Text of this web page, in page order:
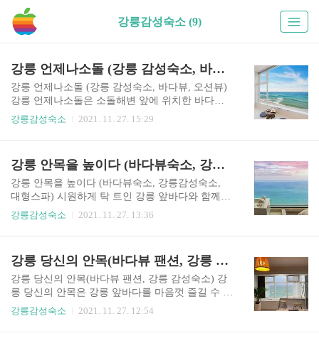
강릉감성숙소 (9)
강릉 언제나소돌 (강릉 감성숙소, 바다뷰, 오션뷰)
강릉 언제나소돌 (강릉 감성숙소, 바다뷰, 오션뷰)
강릉 언제나소돌은 소돌해변 앞에 위치한 바다뷰
감성숙소 입니다. 크지는 않지만 깔끔하고 세련된
있습니다. 시원한 오션뷰가 펼쳐지는 강릉 언제나
소돌 펜션에 자세한 정보를 아래에서 확인해보세
요. 강릉 언제나소돌 기본정보 체크인 3시, 체크아
웃 11시 가격 9만원 ~ 40만원 주차 주차가능 주소
강원도 강릉시 주문진읍 해안로 2011 바베큐 자이
한해서 20%할인 혜택을 제공한다고 하니 커피 한
잔하시는 것도 좋을 것 같습..
강릉감성숙소 2021. 11. 27. 15:29
강릉 안목을 높이다 (바다뷰숙소, 강릉감성숙소, 대형스파)
강릉 안목을 높이다 (바다뷰숙소, 강릉감성숙소,
대형스파) 시원하게 탁 트인 강릉 앞바다와 함께,
멋진 일몰을 감상하실 수 있는 숙소를 찾으신다면,
춰져 있는 강릉 안목을 높이다 숙소는 아주 깔끔하
고 고급스러운 객실을 자랑합니다. 강릉 안목을 높
이다 숙소의 자세한 정보를 아래에서 확인해보세
요. 강릉 안목을 높이다 기본정보 체크인 3시, 체크
아웃 11시 가격 9만원 ~ 39만원 주차 주차가능 주
강릉감성숙소 2021. 11. 27. 13:36
강릉 당신의 안목(바다뷰 팬션, 강릉 감성숙소)
강릉 당신의 안목(바다뷰 팬션, 강릉 감성숙소) 강
릉 당신의 안목은 강릉 앞바다를 마음껏 즐길 수 있
는 오션뷰로 구성되어 있는 감성숙소 입니다. 전객
강릉감성숙소 2021. 11. 27. 12:54